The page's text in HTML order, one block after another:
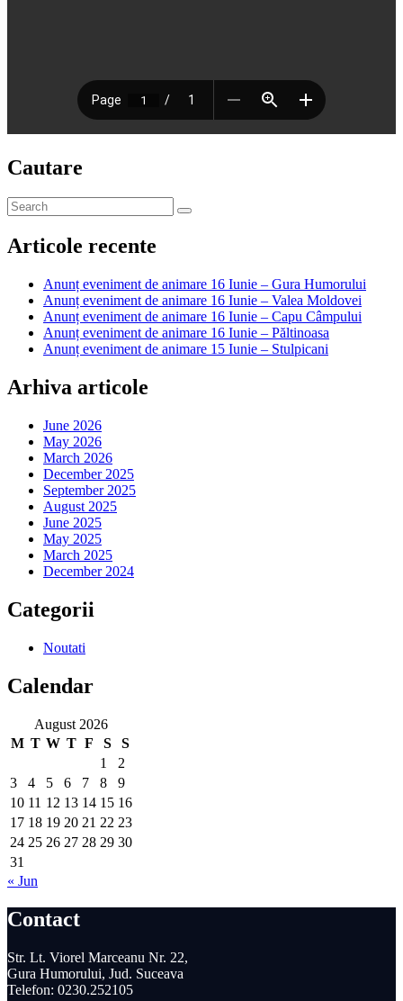
Cautare
Articole recente
Anunț eveniment de animare 16 Iunie – Gura Humorului
Anunț eveniment de animare 16 Iunie – Valea Moldovei
Anunț eveniment de animare 16 Iunie – Capu Câmpului
Anunț eveniment de animare 16 Iunie – Păltinoasa
Anunț eveniment de animare 15 Iunie – Stulpicani
Arhiva articole
June 2026
May 2026
March 2026
December 2025
September 2025
August 2025
June 2025
May 2025
March 2025
December 2024
Categorii
Noutati
Calendar
August 2026
M T W T F S
S
1
2
3
4 5 6 7 8
9
10 11 12 13 14 15 16
17 18 19 20 21 22 23
24 25 26 27 28 29 30
31
« Jun
Contact
Str. Lt. Viorel Marceanu Nr. 22,
Gura Humorului, Jud. Suceava
Telefon: 0230.252105